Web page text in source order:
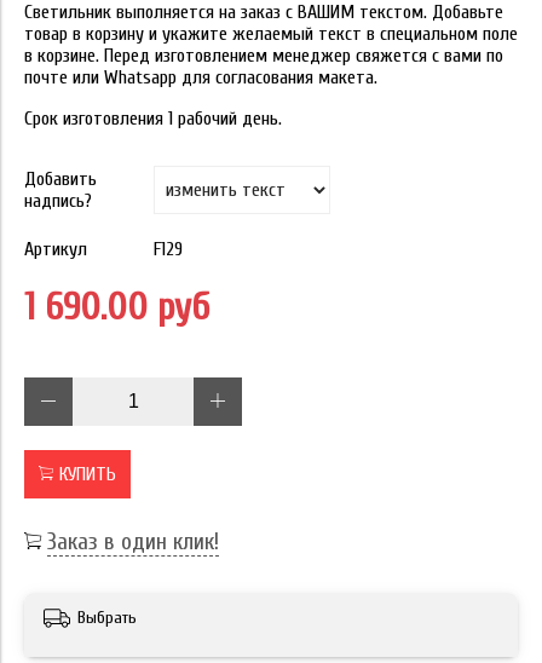
Светильник выполняется на заказ с ВАШИМ текстом. Добавьте
товар в корзину и укажите желаемый текст в специальном поле
в корзине. Перед изготовлением менеджер свяжется с вами по
почте или Whatsapp для согласования макета.
Срок изготовления 1 рабочий день.
Добавить
надпись?
Артикул F129
1 690.00 руб
КУПИТЬ
Заказ в один клик!
Выбрать